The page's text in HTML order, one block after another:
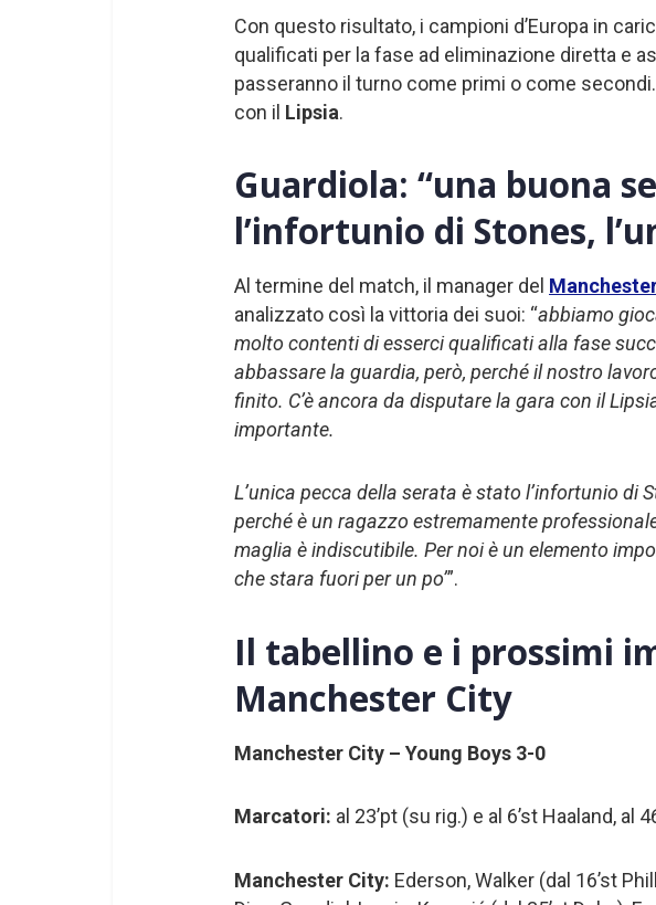
Con questo risultato, i campioni d’Europa in
qualificati per la fase ad eliminazione diretta e
passeranno il turno come primi o come
con il Lipsia.
Guardiola: “una buona
l’infortunio di Stones,
Al termine del match, il manager del
analizzato così la vittoria dei suoi: “abbiamo
molto contenti di esserci qualificati alla fase
abbassare la guardia, però, perché il nostro
finito. C’è ancora da disputare la gara con il
importante.
L’unica pecca della serata è stato l’infortunio di
perché è un ragazzo estremamente
maglia è indiscutibile. Per noi è un elemento
che stara fuori per un po’”.
Il tabellino e i prossimi
Manchester City
Manchester City – Young Boys 3-0
Marcatori: al 23’pt (su rig.) e al 6’st Haaland, al
Manchester City: Ederson, Walker (dal 16’st